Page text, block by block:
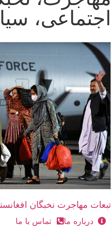
اجتماعی،
تبعات مهاجرت نخبگان
درباره ما تماس با ما